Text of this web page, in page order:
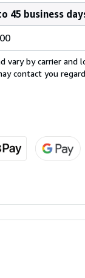
45 business
vary by carrier and
contact you